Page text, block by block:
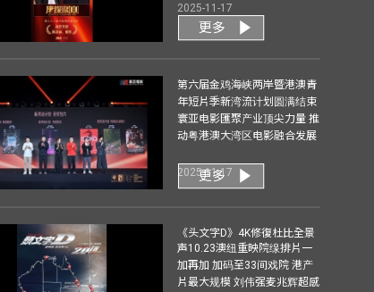
2025-11-17
更多
第六届金鸡海峡两岸暨港澳青
年短片季新湾流计划圆满结束
寰亚电影匯聚产业顶尖力量 推
动粤港澳大湾区电影融合发展
2025-11-17
更多
《头文字D》4K修復杜比全景
声10.23澳纽重映院缐排片一
加再加 加码至33间戏院 港产
片最大规模 刘伟强麦兆辉超感